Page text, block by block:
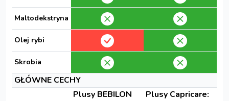
Maltodekstryna
Olej rybi
Skrobia
GŁÓWNE CECHY
Plusy BEBILON
Plusy Capricare: